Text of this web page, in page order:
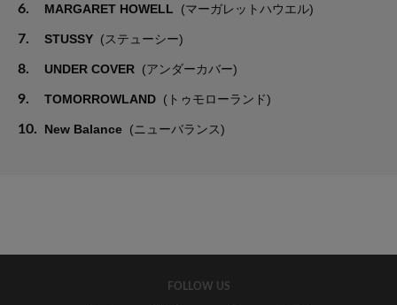
6. MARGARET HOWELL (マーガレットハウエル)
7. STUSSY (ステューシー)
8. UNDER COVER (アンダーカバー)
9. TOMORROWLAND (トゥモローランド)
10. New Balance (ニューバランス)
FOLLOW US